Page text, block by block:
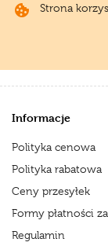
Strona
Informacje
Polityka cenowa
Polityka rabatowa
Ceny przesyłek
Formy płatności
Regulamin